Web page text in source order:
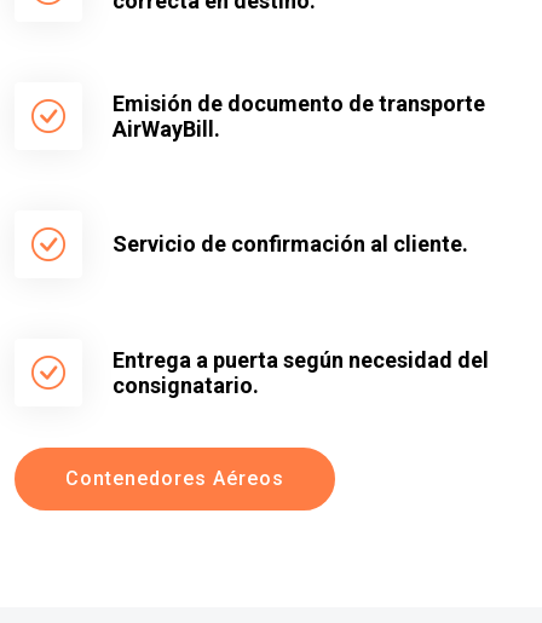
Emisión de documento de transporte
AirWayBill.
Servicio de confirmación al cliente.
Entrega a puerta según necesidad del
consignatario.
Contenedores Aéreos